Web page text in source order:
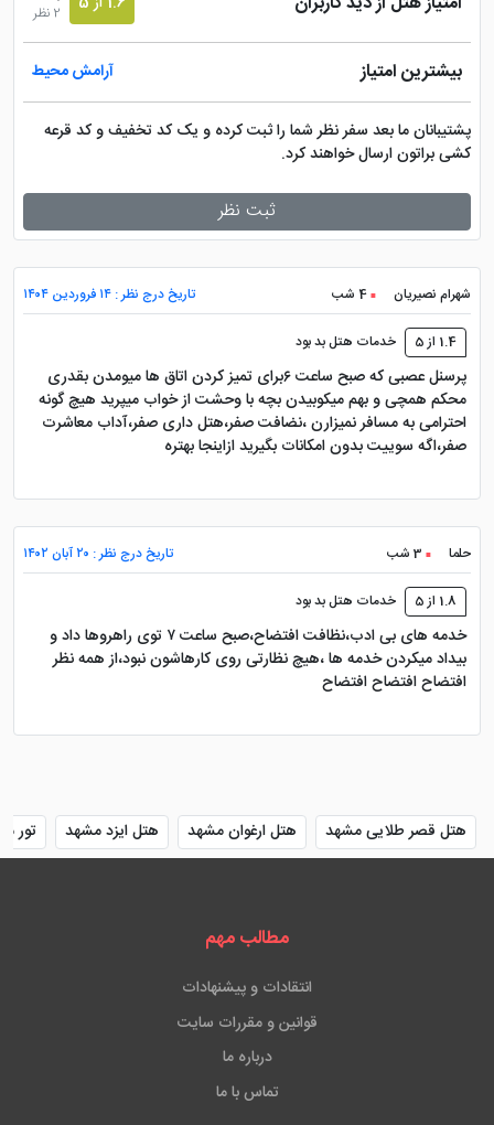
2 نظر
بیشترین امتیاز آرامش محیط
پشتیبانان ما بعد سفر نظر شما را ثبت کرده و یک کد تخفیف و کد قرعه
کشی براتون ارسال خواهند کرد.
ثبت نظر
شهرام نصیریان 4 شب تاریخ درج نظر : ۱۴ فروردین ۱۴۰۴
1.4 از 5 خدمات هتل بد بود
پرسنل عصبی که صبح ساعت ۶برای تمیز کردن اتاق ها میومدن بقدری
محکم همچی و بهم میکوبیدن بچه با وحشت از خواب میپرید هیچ گونه
احترامی به مسافر نمیزارن ،نضافت صفر،هتل داری صفر،آداب معاشرت
صفر،اگه سوییت بدون امکانات بگیرید ازاینجا بهتره
حلما 3 شب تاریخ درج نظر : ۲۰ آبان ۱۴۰۲
1.8 از 5 خدمات هتل بد بود
خدمه های بی ادب،نظافت افتضاح،صبح ساعت ۷ توی راهروها داد و
بیداد میکردن خدمه ها ،هیچ نظارتی روی کارهاشون نبود،از همه نظر
افتضاح افتضاح افتضاح
هتل قصر طلایی مشهد هتل ارغوان مشهد هتل ایزد مشهد تور
مطالب مهم
انتقادات و پیشنهادات
قوانین و مقررات سایت
درباره ما
تماس با ما